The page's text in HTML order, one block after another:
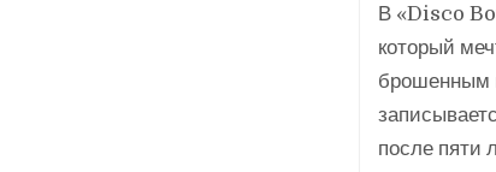
В «Disco
который
брошенным
после пяти